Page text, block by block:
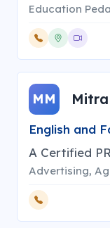
Education
MM
English and
A Certified
Advertising,